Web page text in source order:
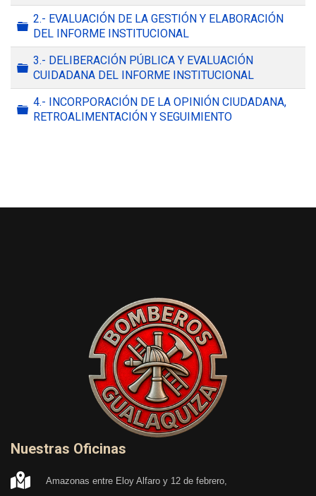
Carpeta
2.- EVALUACIÓN DE LA GESTIÓN Y ELABORACIÓN
DEL INFORME INSTITUCIONAL
Carpeta
3.- DELIBERACIÓN PÚBLICA Y EVALUACIÓN
CUIDADANA DEL INFORME INSTITUCIONAL
Carpeta
4.- INCORPORACIÓN DE LA OPINIÓN CIUDADANA,
RETROALIMENTACIÓN Y SEGUIMIENTO
Nuestras Oficinas
Amazonas entre Eloy Alfaro y 12 de febrero,